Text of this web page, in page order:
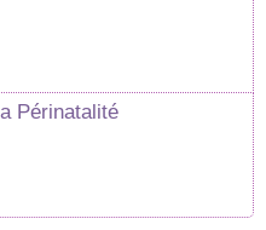
Périnatalité